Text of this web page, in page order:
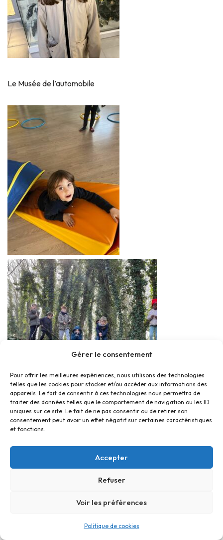
Gérer le consentement
Pour offrir les meilleures expériences, nous utilisons des technologies
telles que les cookies pour stocker et/ou accéder aux informations des
appareils. Le fait de consentir à ces technologies nous permettra de
traiter des données telles que le comportement de navigation ou les ID
uniques sur ce site. Le fait de ne pas consentir ou de retirer son
consentement peut avoir un effet négatif sur certaines caractéristiques
et fonctions.
Accepter
Refuser
Voir les préférences
Politique de cookies
Le Musée de l’automobile